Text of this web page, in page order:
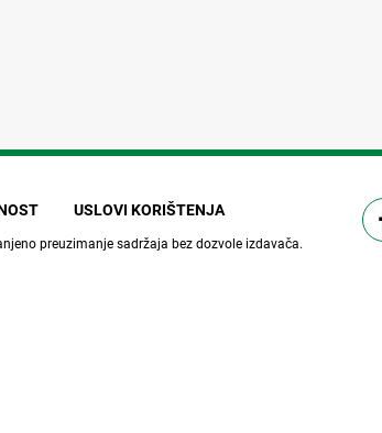
USLOVI KORIŠTENJA
preuzimanje sadržaja bez dozvole izdavača.